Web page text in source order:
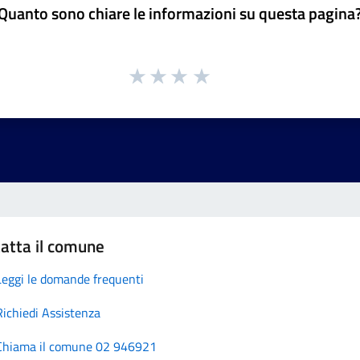
sono chiare le informazioni su questa
il comune
le domande frequenti
Assistenza
il comune 02 946921